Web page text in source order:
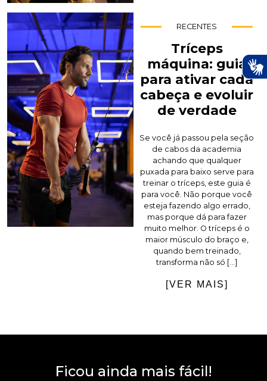
RECENTES
Tríceps
máquina: guia
para ativar cada
cabeça e evoluir
de verdade
Se você já passou pela seção
de cabos da academia
achando que qualquer
puxada para baixo serve para
treinar o tríceps, este guia é
para você. Não porque você
esteja fazendo algo errado,
mas porque dá para fazer
muito melhor. O tríceps é o
maior músculo do braço e,
quando bem treinado,
transforma não só […]
[VER MAIS]
Ficou ainda mais fácil!